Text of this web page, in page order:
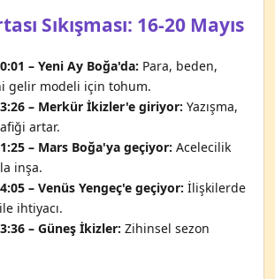
Sıkışması: 16-20 Mayıs
– Yeni Ay Boğa'da: Para, beden,
gelir modeli için tohum.
– Merkür İkizler'e giriyor: Yazışma,
artar.
– Mars Boğa'ya geçiyor: Acelecilik
inşa.
– Venüs Yengeç'e geçiyor: İlişkilerde
ihtiyacı.
– Güneş İkizler: Zihinsel sezon